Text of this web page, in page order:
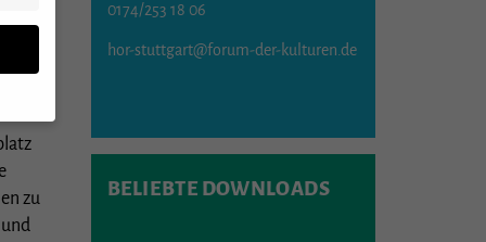
zu
0174/253 18 06
hor-stuttgart@forum-der-kulturen.de
BELIEBTE DOWNLOADS